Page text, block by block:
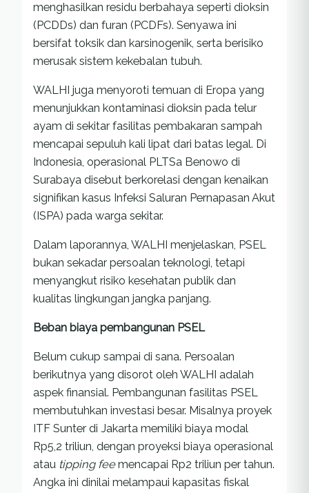
menghasilkan residu berbahaya seperti dioksin
(PCDDs) dan furan (PCDFs). Senyawa ini
bersifat toksik dan karsinogenik, serta berisiko
merusak sistem kekebalan tubuh.
WALHI juga menyoroti temuan di Eropa yang
menunjukkan kontaminasi dioksin pada telur
ayam di sekitar fasilitas pembakaran sampah
mencapai sepuluh kali lipat dari batas legal. Di
Indonesia, operasional PLTSa Benowo di
Surabaya disebut berkorelasi dengan kenaikan
signifikan kasus Infeksi Saluran Pernapasan Akut
(ISPA) pada warga sekitar.
Dalam laporannya, WALHI menjelaskan, PSEL
bukan sekadar persoalan teknologi, tetapi
menyangkut risiko kesehatan publik dan
kualitas lingkungan jangka panjang.
Beban biaya pembangunan PSEL
Belum cukup sampai di sana. Persoalan
berikutnya yang disorot oleh WALHI adalah
aspek finansial. Pembangunan fasilitas PSEL
membutuhkan investasi besar. Misalnya proyek
ITF Sunter di Jakarta memiliki biaya modal
Rp5,2 triliun, dengan proyeksi biaya operasional
atau tipping feemencapai Rp2 triliun per tahun.
Angka ini dinilai melampaui kapasitas fiskal